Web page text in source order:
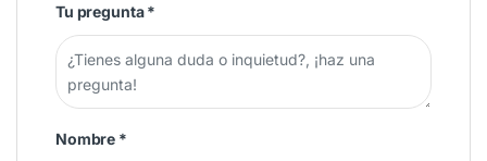
Tu pregunta*
Nombre *